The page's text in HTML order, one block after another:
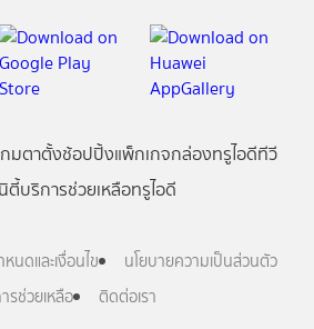
กมตาตั้งช้อปปิ้งแพ็กเกจกล่องทรูไอดีทีวี
ตี้บริการช่วยเหลือทรูไอดี
นดและเงื่อนไข
นโยบายความเป็นส่วนตัว
รช่วยเหลือ
ติดต่อเรา